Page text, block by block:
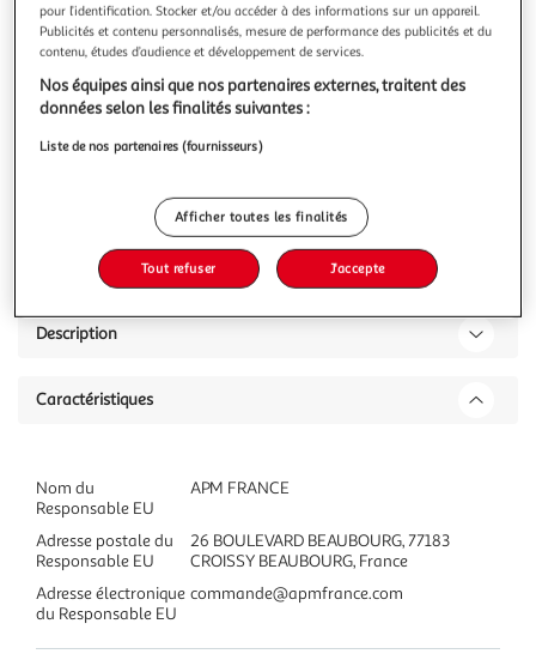
Livr. ou retrait dès 3/4 jours
A partir de 2,99€
Plus d'options
Description
Caractéristiques
Nom du
Responsable EU
APM FRANCE
Adresse postale du
Responsable EU
26 BOULEVARD BEAUBOURG, 77183
CROISSY BEAUBOURG, France
Adresse électronique
du Responsable EU
commande@apmfrance.com
pour l’identification. Stocker et/ou accéder à des informations sur un appareil.
Publicités et contenu personnalisés, mesure de performance des publicités et du
contenu, études d’audience et développement de services.
Nos équipes ainsi que nos partenaires externes, traitent des
données selon les finalités suivantes :
Liste de nos partenaires (fournisseurs)
Afficher toutes les finalités
Tout refuser J'accepte